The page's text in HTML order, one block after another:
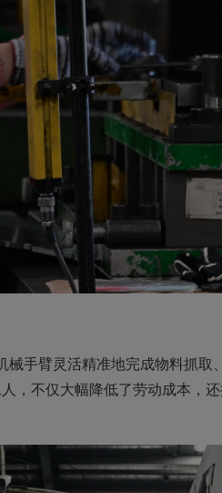
臂灵活精准地完成物料抓取
，不仅大幅降低了劳动成本，